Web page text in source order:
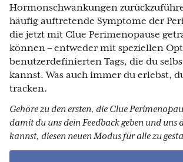
Hormonschwankungen
häufig auftretende Symptome der
die jetzt mit Clue Perimenopause
können – entweder mit speziellen
benutzerdefinierten Tags, die du
kannst. Was auch immer du erlebst,
tracken.
Gehöre zu den ersten, die Clue
damit du uns dein Feedback geben und uns
kannst, diesen neuen Modus für alle zu